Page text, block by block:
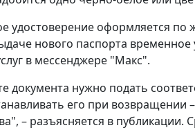
удостоверение оформляется по
нового паспорта
в мессенджере "Макс".
документа нужно подать
его при
– разъясняется в публикации.